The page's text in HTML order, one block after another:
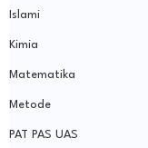
Islami
Kimia
Matematika
Metode
PAT PAS UAS